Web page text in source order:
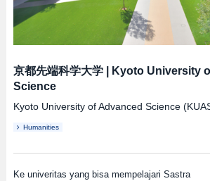
京都先端科学大学|
Kyoto University
Science
Kyoto University of Advanced Science
Humanities
Ke univeritas yang bisa mempelajari Sastra